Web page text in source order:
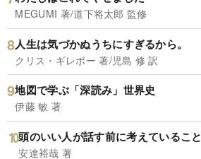
MEGUMI 著/道下将太郎 監修
人生は気づかぬうちにすぎるから。
クリス・ギレボー 著/児島 修 訳
地図で学ぶ「深読み」世界史
伊藤 敏 著
頭のいい人が話す前に考えていること
安達裕哉 著